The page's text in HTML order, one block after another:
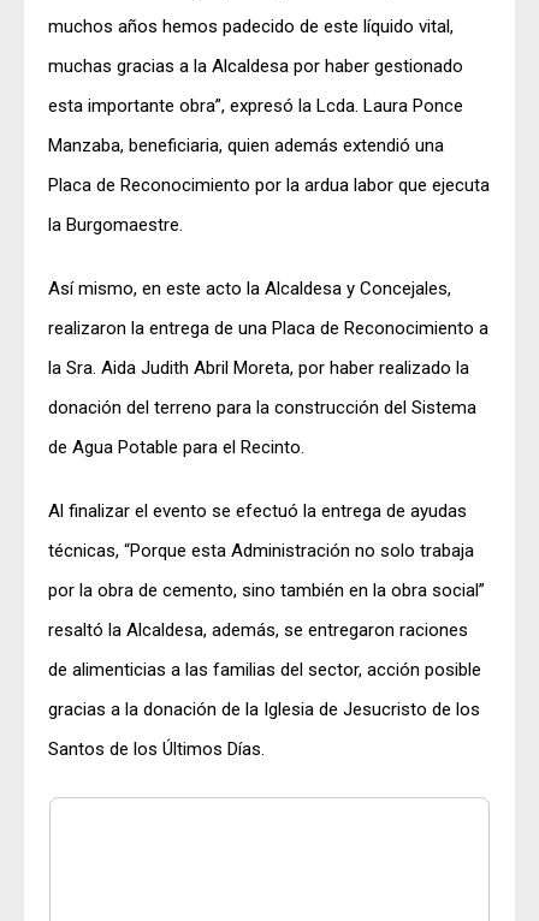
muchos años hemos padecido de este líquido vital,
muchas gracias a la Alcaldesa por haber gestionado
esta importante obra”, expresó la Lcda. Laura Ponce
Manzaba, beneficiaria, quien además extendió una
Placa de Reconocimiento por la ardua labor que ejecuta
la Burgomaestre.
Así mismo, en este acto la Alcaldesa y Concejales,
realizaron la entrega de una Placa de Reconocimiento a
la Sra. Aida Judith Abril Moreta, por haber realizado la
donación del terreno para la construcción del Sistema
de Agua Potable para el Recinto.
Al finalizar el evento se efectuó la entrega de ayudas
técnicas, “Porque esta Administración no solo trabaja
por la obra de cemento, sino también en la obra social”
resaltó la Alcaldesa, además, se entregaron raciones
de alimenticias a las familias del sector, acción posible
gracias a la donación de la Iglesia de Jesucristo de los
Santos de los Últimos Días.